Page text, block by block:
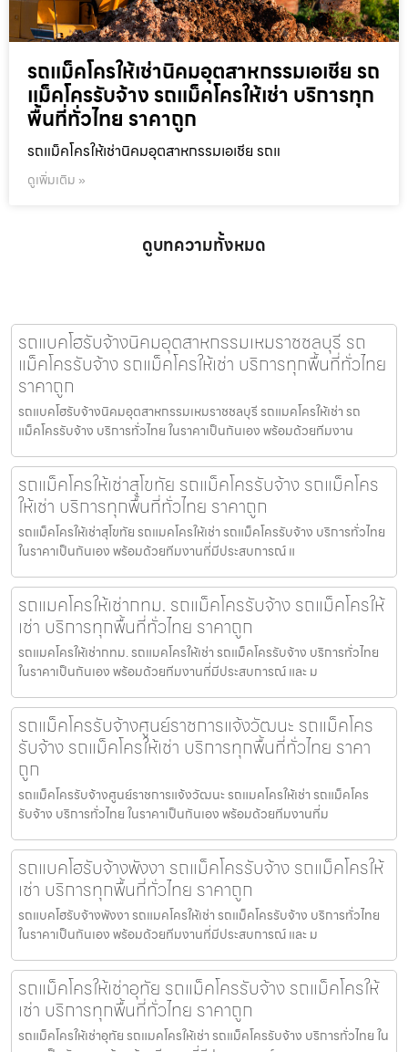
รถแม็คโครให้เช่านิคมอุตสาหกรรมเอเชีย รถ
แม็คโครรับจ้าง รถแม็คโครให้เช่า บริการทุก
พื้นที่ทั่วไทย ราคาถูก
รถแม็คโครให้เช่านิคมอุตสาหกรรมเอเชีย รถแ
ดูเพิ่มเติม »
ดูบทความทั้งหมด
รถแบคโฮรับจ้างนิคมอุตสาหกรรมเหมราชชลบุรี รถ
แม็คโครรับจ้าง รถแม็คโครให้เช่า บริการทุกพื้นที่ทั่วไทย
ราคาถูก
รถแบคโฮรับจ้างนิคมอุตสาหกรรมเหมราชชลบุรี รถแมคโครให้เช่า รถ
แม็คโครรับจ้าง บริการทั่วไทย ในราคาเป็นกันเอง พร้อมด้วยทีมงาน
รถแม็คโครให้เช่าสุโขทัย รถแม็คโครรับจ้าง รถแม็คโคร
ให้เช่า บริการทุกพื้นที่ทั่วไทย ราคาถูก
รถแม็คโครให้เช่าสุโขทัย รถแมคโครให้เช่า รถแม็คโครรับจ้าง บริการทั่วไทย
ในราคาเป็นกันเอง พร้อมด้วยทีมงานที่มีประสบการณ์ แ
รถแมคโครให้เช่ากทม. รถแม็คโครรับจ้าง รถแม็คโครให้
เช่า บริการทุกพื้นที่ทั่วไทย ราคาถูก
รถแมคโครให้เช่ากทม. รถแมคโครให้เช่า รถแม็คโครรับจ้าง บริการทั่วไทย
ในราคาเป็นกันเอง พร้อมด้วยทีมงานที่มีประสบการณ์ และ ม
รถแม็คโครรับจ้างศูนย์ราชการแจ้งวัฒนะ รถแม็คโคร
รับจ้าง รถแม็คโครให้เช่า บริการทุกพื้นที่ทั่วไทย ราคา
ถูก
รถแม็คโครรับจ้างศูนย์ราชการแจ้งวัฒนะ รถแมคโครให้เช่า รถแม็คโคร
รับจ้าง บริการทั่วไทย ในราคาเป็นกันเอง พร้อมด้วยทีมงานที่ม
รถแบคโฮรับจ้างพังงา รถแม็คโครรับจ้าง รถแม็คโครให้
เช่า บริการทุกพื้นที่ทั่วไทย ราคาถูก
รถแบคโฮรับจ้างพังงา รถแมคโครให้เช่า รถแม็คโครรับจ้าง บริการทั่วไทย
ในราคาเป็นกันเอง พร้อมด้วยทีมงานที่มีประสบการณ์ และ ม
รถแม็คโครให้เช่าอุทัย รถแม็คโครรับจ้าง รถแม็คโครให้
เช่า บริการทุกพื้นที่ทั่วไทย ราคาถูก
รถแม็คโครให้เช่าอุทัย รถแมคโครให้เช่า รถแม็คโครรับจ้าง บริการทั่วไทย ใน